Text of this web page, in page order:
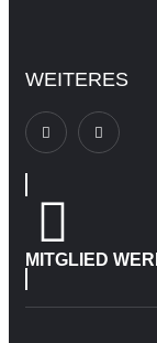
WEITERES
MITGLIED